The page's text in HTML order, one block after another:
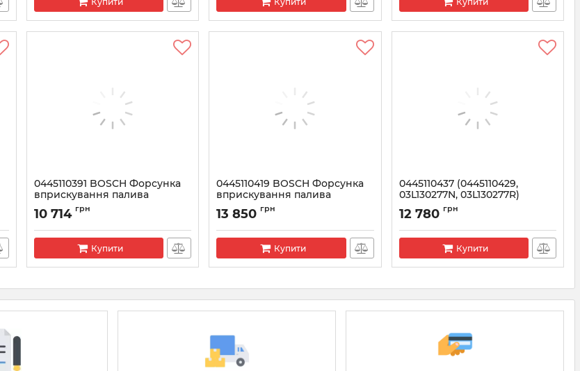
0445110391 BOSCH Форсунка
вприскування палива
Артикул: 0445110391
10 714 грн
Купити
0445110419 BOSCH Форсунка
вприскування палива
Артикул: 0445110419
13 850 грн
Купити
0445110437 (0445110429,
03L130277N, 03L130277R)
BOSCH Форсунка 2.0 TDI
Артикул: 0445110437
12 780 грн
Купити